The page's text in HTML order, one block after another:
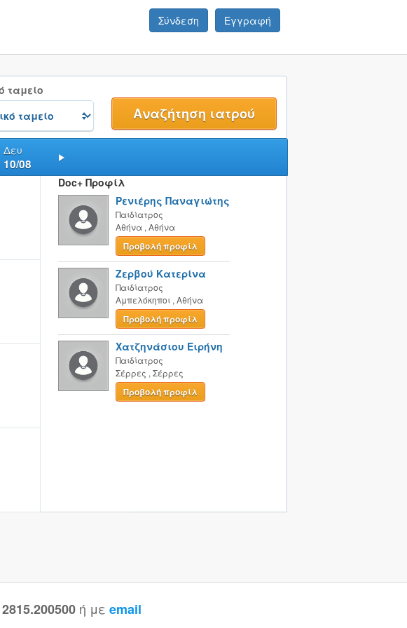
Σύνδεση Εγγραφή
ταμείο
Δευ
10/08
Doc+ Προφίλ
Ρενιέρης Παναγιώτης
Παιδίατρος
Αθήνα , Αθήνα
Προβολή προφίλ
Ζερβού Κατερίνα
Παιδίατρος
Αμπελόκηποι , Αθήνα
Προβολή προφίλ
Χατζηνάσιου Ειρήνη
Παιδίατρος
Σέρρες , Σέρρες
Προβολή προφίλ
ή με email